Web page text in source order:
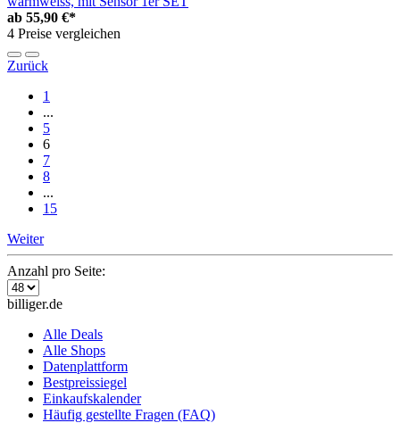
ab 55,90 €*
4 Preise vergleichen
Zurück
1
...
5
6
7
8
...
15
Weiter
Anzahl pro Seite:
billiger.de
Alle Deals
Alle Shops
Datenplattform
Bestpreissiegel
Einkaufskalender
Häufig gestellte Fragen (FAQ)